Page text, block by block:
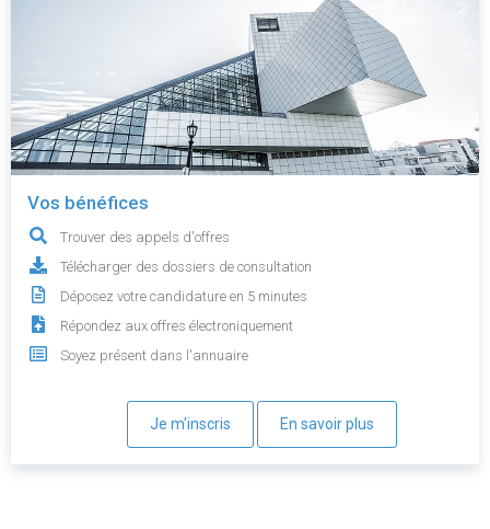
Vos bénéfices
Trouver des appels d'offres
Télécharger des dossiers de consultation
Déposez votre candidature en 5 minutes
Répondez aux offres électroniquement
Soyez présent dans l'annuaire
Je m'inscris En savoir plus